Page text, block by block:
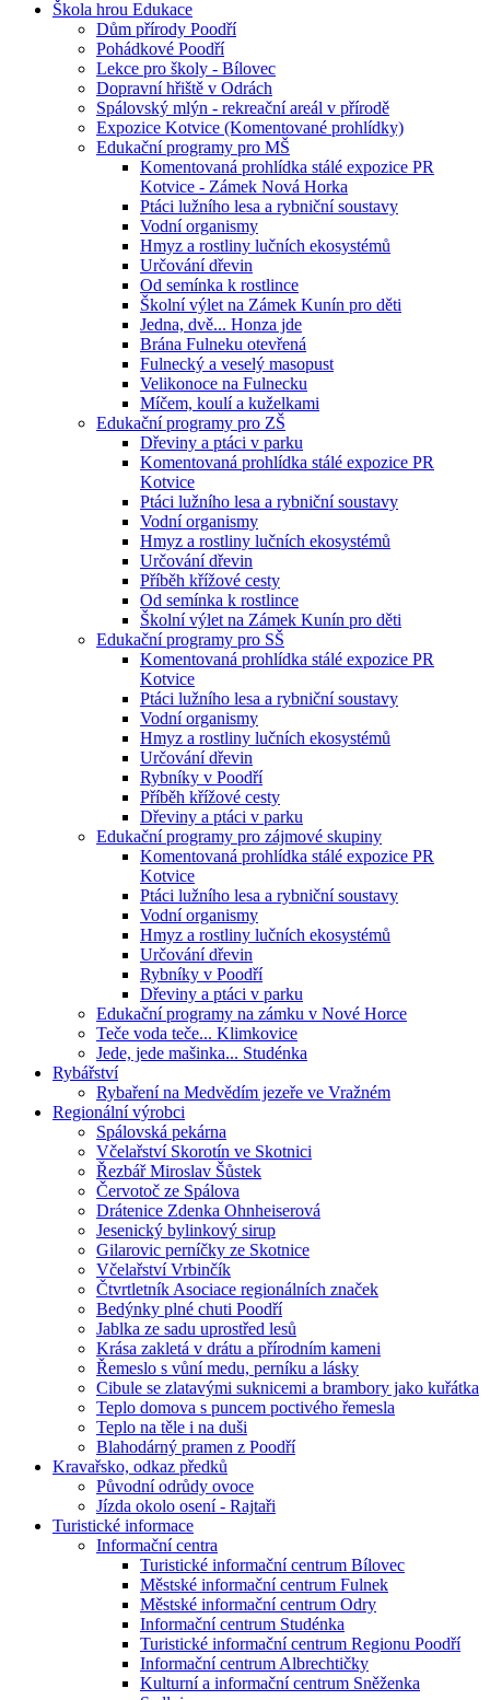
Škola hrou Edukace
Dům přírody Poodří
Pohádkové Poodří
Lekce pro školy - Bílovec
Dopravní hřiště v Odrách
Spálovský mlýn - rekreační areál v přírodě
Expozice Kotvice (Komentované prohlídky)
Edukační programy pro MŠ
Komentovaná prohlídka stálé expozice PR
Kotvice - Zámek Nová Horka
Ptáci lužního lesa a rybniční soustavy
Vodní organismy
Hmyz a rostliny lučních ekosystémů
Určování dřevin
Od semínka k rostlince
Školní výlet na Zámek Kunín pro děti
Jedna, dvě... Honza jde
Brána Fulneku otevřená
Fulnecký a veselý masopust
Velikonoce na Fulnecku
Míčem, koulí a kuželkami
Edukační programy pro ZŠ
Dřeviny a ptáci v parku
Komentovaná prohlídka stálé expozice PR
Kotvice
Ptáci lužního lesa a rybniční soustavy
Vodní organismy
Hmyz a rostliny lučních ekosystémů
Určování dřevin
Příběh křížové cesty
Od semínka k rostlince
Školní výlet na Zámek Kunín pro děti
Edukační programy pro SŠ
Komentovaná prohlídka stálé expozice PR
Kotvice
Ptáci lužního lesa a rybniční soustavy
Vodní organismy
Hmyz a rostliny lučních ekosystémů
Určování dřevin
Rybníky v Poodří
Příběh křížové cesty
Dřeviny a ptáci v parku
Edukační programy pro zájmové skupiny
Komentovaná prohlídka stálé expozice PR
Kotvice
Ptáci lužního lesa a rybniční soustavy
Vodní organismy
Hmyz a rostliny lučních ekosystémů
Určování dřevin
Rybníky v Poodří
Dřeviny a ptáci v parku
Edukační programy na zámku v Nové Horce
Teče voda teče... Klimkovice
Jede, jede mašinka... Studénka
Rybářství
Rybaření na Medvědím jezeře ve Vražném
Regionální výrobci
Spálovská pekárna
Včelařství Skorotín ve Skotnici
Řezbář Miroslav Šůstek
Červotoč ze Spálova
Drátenice Zdenka Ohnheiserová
Jesenický bylinkový sirup
Gilarovic perníčky ze Skotnice
Včelařství Vrbinčík
Čtvrtletník Asociace regionálních značek
Bedýnky plné chuti Poodří
Jablka ze sadu uprostřed lesů
Krása zakletá v drátu a přírodním kameni
Řemeslo s vůní medu, perníku a lásky
Cibule se zlatavými suknicemi a brambory jako kuřátka
Teplo domova s puncem poctivého řemesla
Teplo na těle i na duši
Blahodárný pramen z Poodří
Kravařsko, odkaz předků
Původní odrůdy ovoce
Jízda okolo osení - Rajtaři
Turistické informace
Informační centra
Turistické informační centrum Bílovec
Městské informační centrum Fulnek
Městské informační centrum Odry
Informační centrum Studénka
Turistické informační centrum Regionu Poodří
Informační centrum Albrechtičky
Kulturní a informační centrum Sněženka